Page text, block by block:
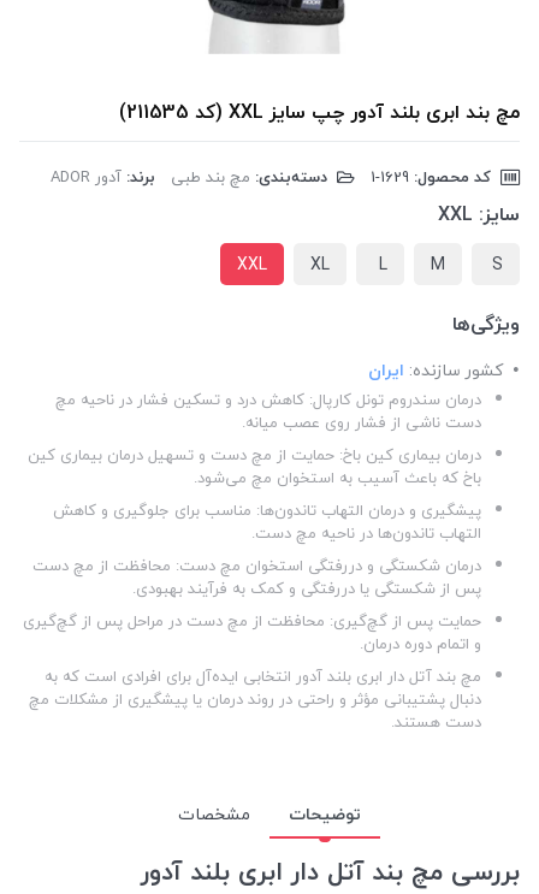
مچ بند ابری بلند آدور چپ سایز XXL (کد 211535)
کد محصول: دسته‌بندی: مچ بند طبی برند: آدور ADOR
سایز: XXL
S
M
L
XL
XXL
ویژگی‌ها
کشور سازنده: ایران
درمان سندروم تونل کارپال: کاهش درد و تسکین فشار در ناحیه مچ
دست ناشی از فشار روی عصب میانه.
درمان بیماری کین باخ: حمایت از مچ دست و تسهیل درمان بیماری کین
باخ که باعث آسیب به استخوان مچ می‌شود.
پیشگیری و درمان التهاب تاندون‌ها: مناسب برای جلوگیری و کاهش
التهاب تاندون‌ها در ناحیه مچ دست.
درمان شکستگی و دررفتگی استخوان مچ دست: محافظت از مچ دست
پس از شکستگی یا دررفتگی و کمک به فرآیند بهبودی.
حمایت پس از گچ‌گیری: محافظت از مچ دست در مراحل پس از گچ‌گیری
و اتمام دوره درمان.
مچ بند آتل دار ابری بلند آدور انتخابی ایده‌آل برای افرادی است که به
دنبال پشتیبانی مؤثر و راحتی در روند درمان یا پیشگیری از مشکلات مچ
دست هستند.
توضیحات مشخصات
بررسی مچ بند آتل دار ابری بلند آدور